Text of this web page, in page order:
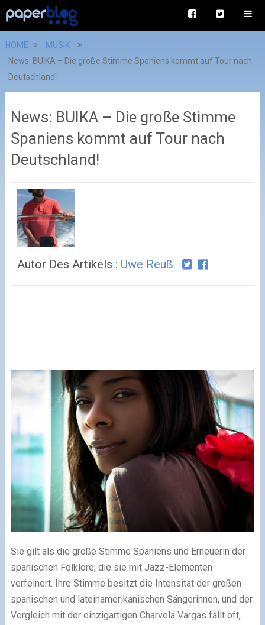
HOME
MUSIK
News: BUIKA – Die große Stimme Spaniens kommt auf Tour nach
Deutschland!
News: BUIKA – Die große Stimme
Spaniens kommt auf Tour nach
Deutschland!
Autor Des Artikels : Uwe Reuß
Sie gilt als die große Stimme Spaniens und Erneuerin der
spanischen Folklore, die sie mit Jazz-Elementen
verfeinert. Ihre Stimme besitzt die Intensität der großen
spanischen und lateinamerikanischen Sängerinnen, und der
Vergleich mit der einzigartigen Charvela Vargas fällt oft,